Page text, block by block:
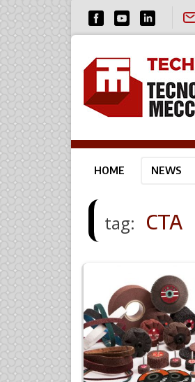
HOME NEWS
tag: CTA